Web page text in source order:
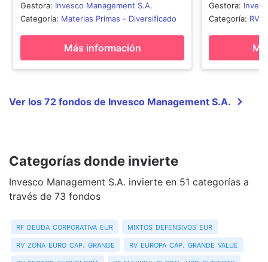
Gestora: Invesco Management S.A.
Categoría: Materias Primas - Diversificado
Más información
Gestora:
Categoría: RV
Ver los 72 fondos de Invesco Management S.A.
Categorías donde invierte
Invesco Management S.A. invierte en 51 categorías a
través de 73 fondos
rf deuda corporativa eur
mixtos defensivos eur
rv zona euro cap. grande
rv europa cap. grande value